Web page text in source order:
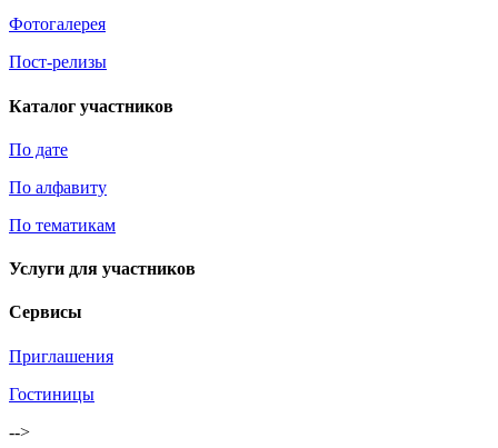
Фотогалерея
Пост-релизы
Каталог участников
По дате
По алфавиту
По тематикам
Услуги для участников
Сервисы
Приглашения
Гостиницы
-->